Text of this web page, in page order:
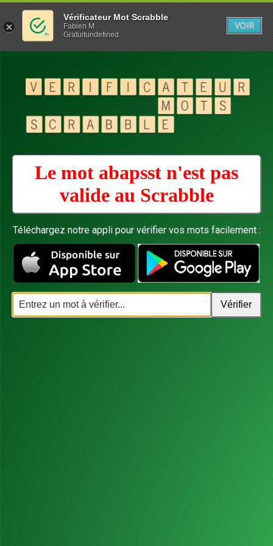
Le mot abapsst n'est pas
valide au Scrabble
Téléchargez notre appli pour vérifier vos mots facilement :
Vérificateur Mot Scrabble
Fabien M
Gratuitundefined
VOIR